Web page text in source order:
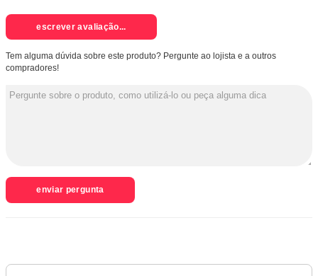
escrever avaliação...
Tem alguma dúvida sobre este produto? Pergunte ao lojista e a outros
compradores!
enviar pergunta